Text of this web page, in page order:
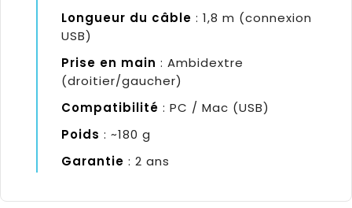
Longueur du câble : 1,8 m (connexion
USB)
Prise en main : Ambidextre
(droitier/gaucher)
Compatibilité : PC / Mac (USB)
Poids : ~180 g
Garantie : 2 ans